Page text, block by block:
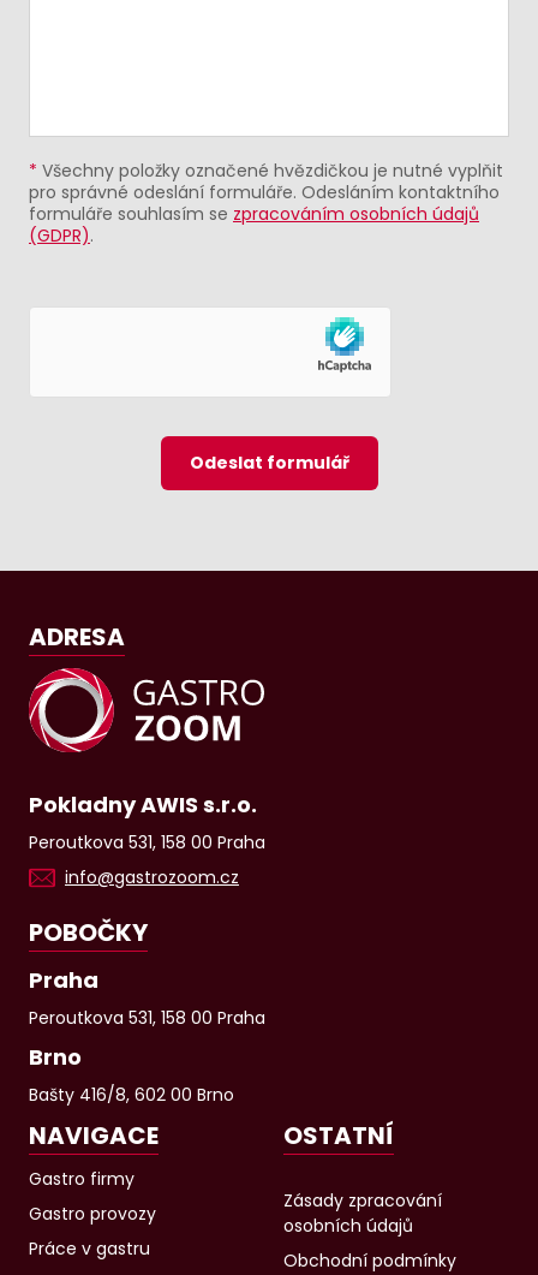
* Všechny položky označené hvězdičkou je nutné vyplňit
pro správné odeslání formuláře. Odesláním kontaktního
formuláře souhlasím se zpracováním osobních údajů
(GDPR).
Odeslat formulář
ADRESA
Pokladny AWIS s.r.o.
Peroutkova 531, 158 00 Praha
info@gastrozoom.cz
POBOČKY
Praha
Peroutkova 531, 158 00 Praha
Brno
Bašty 416/8, 602 00 Brno
NAVIGACE
Gastro firmy
Gastro provozy
Práce v gastru
OSTATNÍ
Zásady zpracování
osobních údajů
Obchodní podmínky